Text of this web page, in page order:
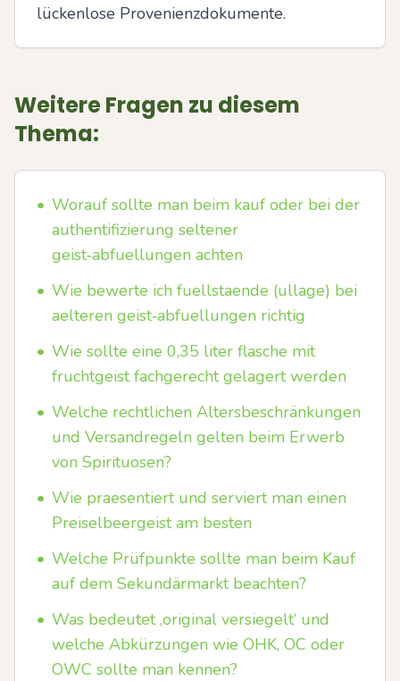
lückenlose Provenienzdokumente.
Weitere Fragen zu diesem
Thema:
• Worauf sollte man beim kauf oder bei der
authentifizierung seltener
geist‑abfuellungen achten
• Wie bewerte ich fuellstaende (ullage) bei
aelteren geist‑abfuellungen richtig
• Wie sollte eine 0,35 liter flasche mit
fruchtgeist fachgerecht gelagert werden
• Welche rechtlichen Altersbeschränkungen
und Versandregeln gelten beim Erwerb
von Spirituosen?
• Wie praesentiert und serviert man einen
Preiselbeergeist am besten
• Welche Prüfpunkte sollte man beim Kauf
auf dem Sekundärmarkt beachten?
• Was bedeutet ‚original versiegelt‘ und
welche Abkürzungen wie OHK, OC oder
OWC sollte man kennen?